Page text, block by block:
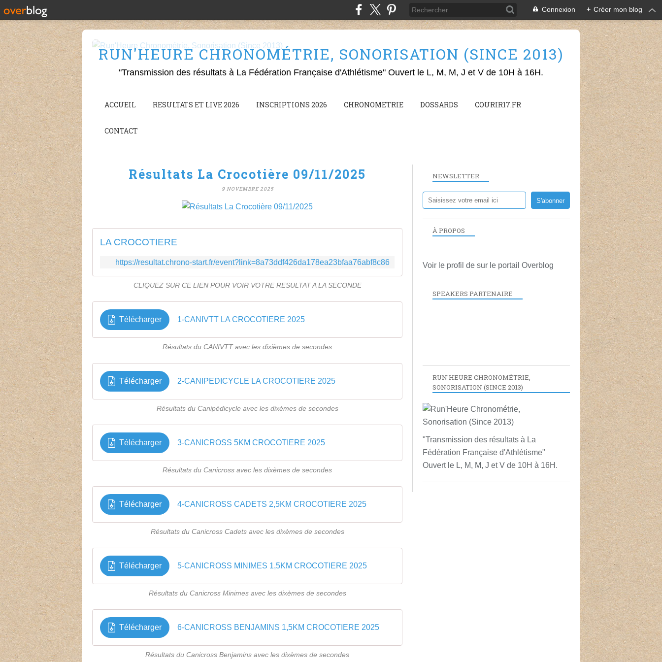
Connexion + Créer mon blog
RUN'HEURE CHRONOMÉTRIE, SONORISATION (SINCE 2013)
"Transmission des résultats à La Fédération Française d'Athlétisme" Ouvert le L, M, M, J et V de 10H à 16H.
ACCUEIL RESULTATS ET LIVE 2026 INSCRIPTIONS 2026 CHRONOMETRIE DOSSARDS COURIR17.FR
CONTACT
Résultats La Crocotière 09/11/2025
9 NOVEMBRE 2025
LA CROCOTIERE
https://resultat.chrono-start.fr/event?link=8a73ddf426da178ea23bfaa76abf8c86
CLIQUEZ SUR CE LIEN POUR VOIR VOTRE RESULTAT A LA SECONDE
Télécharger 1-CANIVTT LA CROCOTIERE 2025
Résultats du CANIVTT avec les dixièmes de secondes
Télécharger 2-CANIPEDICYCLE LA CROCOTIERE 2025
Résultats du Canipédicycle avec les dixèmes de secondes
Télécharger 3-CANICROSS 5KM CROCOTIERE 2025
Résultats du Canicross avec les dixèmes de secondes
Télécharger 4-CANICROSS CADETS 2,5KM CROCOTIERE 2025
Résultats du Canicross Cadets avec les dixèmes de secondes
Télécharger 5-CANICROSS MINIMES 1,5KM CROCOTIERE 2025
Résultats du Canicross Minimes avec les dixèmes de secondes
Télécharger 6-CANICROSS BENJAMINS 1,5KM CROCOTIERE 2025
Résultats du Canicross Benjamins avec les dixèmes de secondes
NEWSLETTER
RUN'HEURE CHRONOMÉTRIE,
SONORISATION (SINCE 2013)
"Transmission des résultats à La
Fédération Française d'Athlétisme"
Ouvert le L, M, M, J et V de 10H à 16H.
À PROPOS
Voir le profil de sur le portail Overblog
SPEAKERS PARTENAIRE